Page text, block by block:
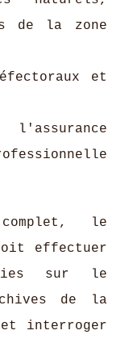
de la zone
et
le
effectuer
sur le
de la
interroger